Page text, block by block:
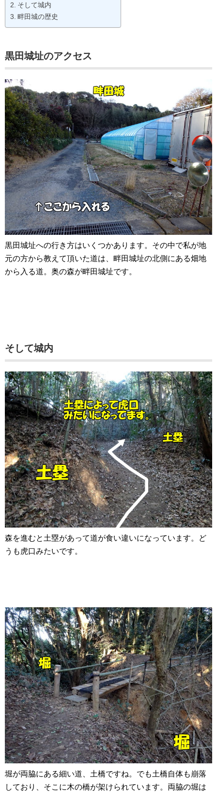
そして城内
畔田城の歴史
黒田城址のアクセス
黒田城址への行き方はいくつかあります。その中で私が地
元の方から教えて頂いた道は、畔田城址の北側にある畑地
から入る道。奥の森が畔田城址です。
そして城内
森を進むと土塁があって道が食い違いになっています。ど
うも虎口みたいです。
堀が両脇にある細い道、土橋ですね。でも土橋自体も崩落
しており、そこに木の橋が架けられています。両脇の堀は